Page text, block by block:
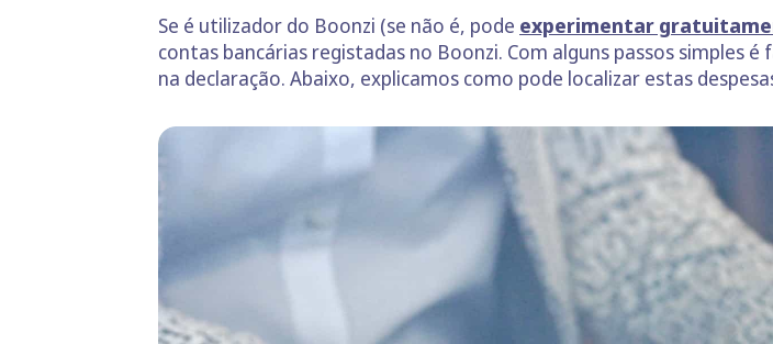
Se é utilizador do Boonzi (se não é, pode experimentar
contas bancárias registadas no Boonzi. Com alguns passos simples
na declaração. Abaixo, explicamos como pode localizar estas